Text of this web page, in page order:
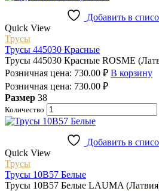
Добавить в
Quick View
Трусы
Трусы 445030 Красные
Трусы 445030 Красные ROSME
Розничная цена: 730.00 ₽ В корзину
Розничная цена: 730.00 ₽
Размер 38
Количество
Добавить в
Quick View
Трусы
Трусы 10B57 Белые
Трусы 10B57 Белые LAUMA